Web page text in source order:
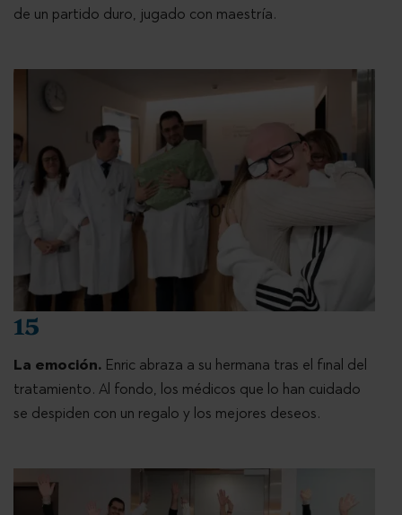
de un partido duro, jugado con maestría.
15
La emoción. Enric abraza a su hermana tras el final del
tratamiento. Al fondo, los médicos que lo han cuidado
se despiden con un regalo y los mejores deseos.